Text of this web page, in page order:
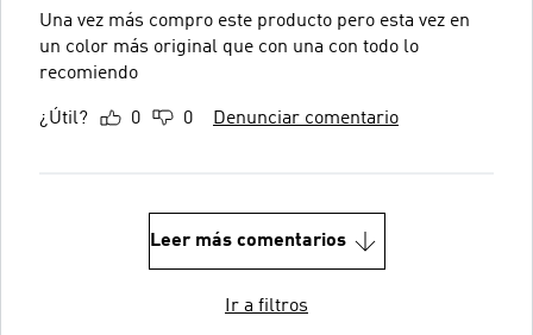
Una vez más compro este producto pero esta vez en
un color más original que con una con todo lo
recomiendo
¿Útil? 0 0 Denunciar comentario
Leer más comentarios
Ir a filtros